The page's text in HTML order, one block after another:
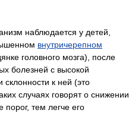
наблюдается у детей,
внутричерепном
головного мозга), после
болезней с высокой
склонности к ней (это
случаях говорят о снижении
тем легче его